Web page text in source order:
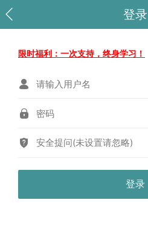
登录
限时福利：一次支持，终身学习！
安全提问(未设置请忽略)
登录